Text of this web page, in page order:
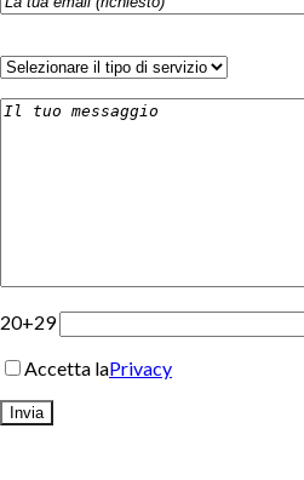
20+29
Accetta laPrivacy